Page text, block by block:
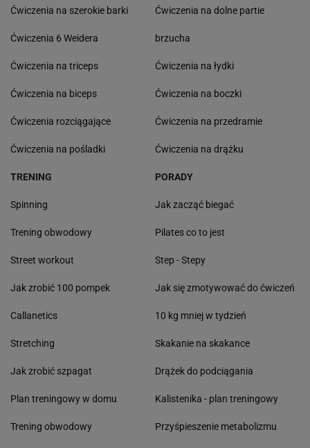
Ćwiczenia na szerokie barki
Ćwiczenia 6 Weidera
Ćwiczenia na triceps
Ćwiczenia na biceps
Ćwiczenia rozciągające
Ćwiczenia na pośladki
Ćwiczenia na dolne partie
brzucha
Ćwiczenia na łydki
Ćwiczenia na boczki
Ćwiczenia na przedramie
Ćwiczenia na drążku
TRENING
Spinning
Trening obwodowy
Street workout
Jak zrobić 100 pompek
Callanetics
Stretching
Jak zrobić szpagat
Plan treningowy w domu
Trening obwodowy
PORADY
Jak zacząć biegać
Pilates co to jest
Step - Stepy
Jak się zmotywować do ćwiczeń
10 kg mniej w tydzień
Skakanie na skakance
Drążek do podciągania
Kalistenika - plan treningowy
Przyśpieszenie metabolizmu